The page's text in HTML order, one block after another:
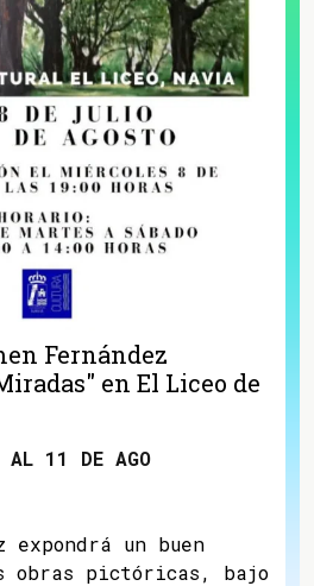
Fernández
en El Liceo de
11 DE AGO
expondrá un buen
obras pictóricas, bajo